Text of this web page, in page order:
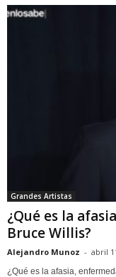
Grandes Artistas
¿Qué es la
Bruce Willis?
Alejandro Munoz - abril
¿Qué es la afasia,